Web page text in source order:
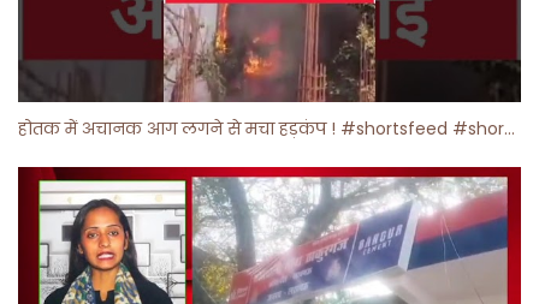
होतक में अचानक आग लगने से मचा हड़कंप ! #shortsfeed #shorts #viralshorts